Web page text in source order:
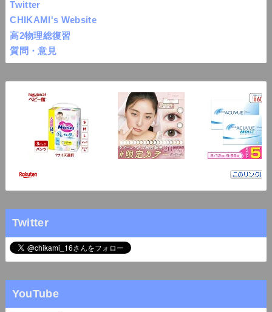
Twitter
CHIKAMI's Website
高2物理総復習
質問・意見
Twitter
YouTube